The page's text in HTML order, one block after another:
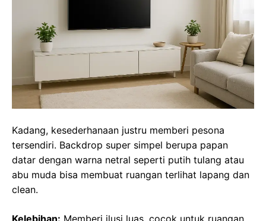
Kadang, kesederhanaan justru memberi pesona
tersendiri. Backdrop super simpel berupa papan
datar dengan warna netral seperti putih tulang atau
abu muda bisa membuat ruangan terlihat lapang dan
clean.
Kelebihan: Memberi ilusi luas, cocok untuk ruangan